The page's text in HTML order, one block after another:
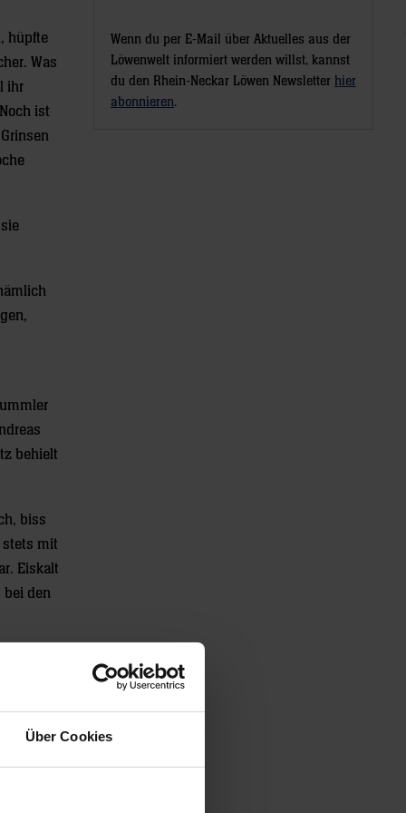
Über Cookies
hüpfte
Was
ihr
ist
behielt
biss
stets mit
Eiskalt
bei den
Durch
in
Im
da.
sich
Wenn du per E-Mail über Aktuelles aus der
Löwenwelt informiert werden willst, kannst
du den Rhein-Neckar Löwen Newsletter hier
abonnieren.